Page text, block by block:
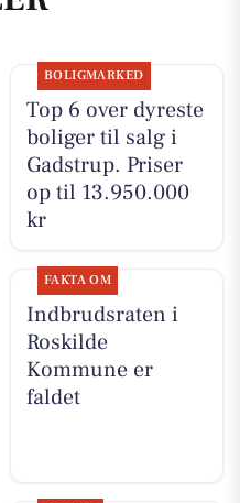
BOLIGMARKED
Top 6 over dyreste
boliger til salg i
Gadstrup. Priser
op til 13.950.000
kr
FAKTA OM
Indbrudsraten i
Roskilde
Kommune er
faldet